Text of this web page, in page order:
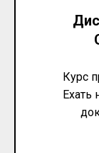
Курс
Ехать